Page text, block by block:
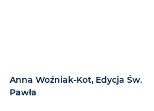
Anna Woźniak-Kot, Edycja Św.
Pawła